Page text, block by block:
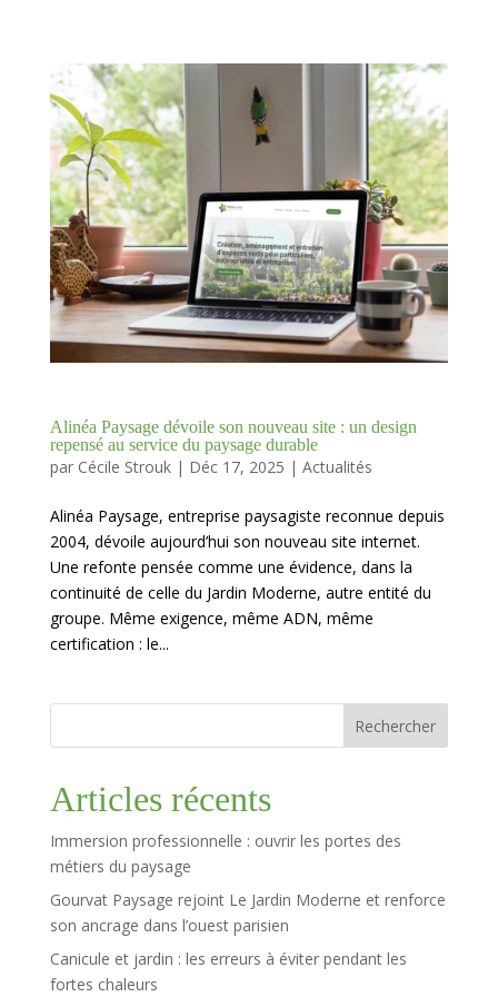
Alinéa Paysage dévoile son nouveau site : un design
repensé au service du paysage durable
par Cécile Strouk| Déc 17, 2025 | Actualités
Alinéa Paysage, entreprise paysagiste reconnue depuis
2004, dévoile aujourd’hui son nouveau site internet.
Une refonte pensée comme une évidence, dans la
continuité de celle du Jardin Moderne, autre entité du
groupe. Même exigence, même ADN, même
certification : le...
Rechercher
Articles récents
Immersion professionnelle : ouvrir les portes des
métiers du paysage
Gourvat Paysage rejoint Le Jardin Moderne et renforce
son ancrage dans l’ouest parisien
Canicule et jardin : les erreurs à éviter pendant les
fortes chaleurs